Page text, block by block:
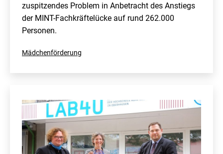
zuspitzendes Problem in Anbetracht des Anstiegs
der MINT-Fachkräftelücke auf rund 262.000
Personen.
Kategorisiert
Mädchenförderung